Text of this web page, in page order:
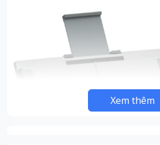
Xem thêm